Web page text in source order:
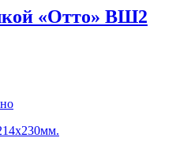
«Отто» ВШ2